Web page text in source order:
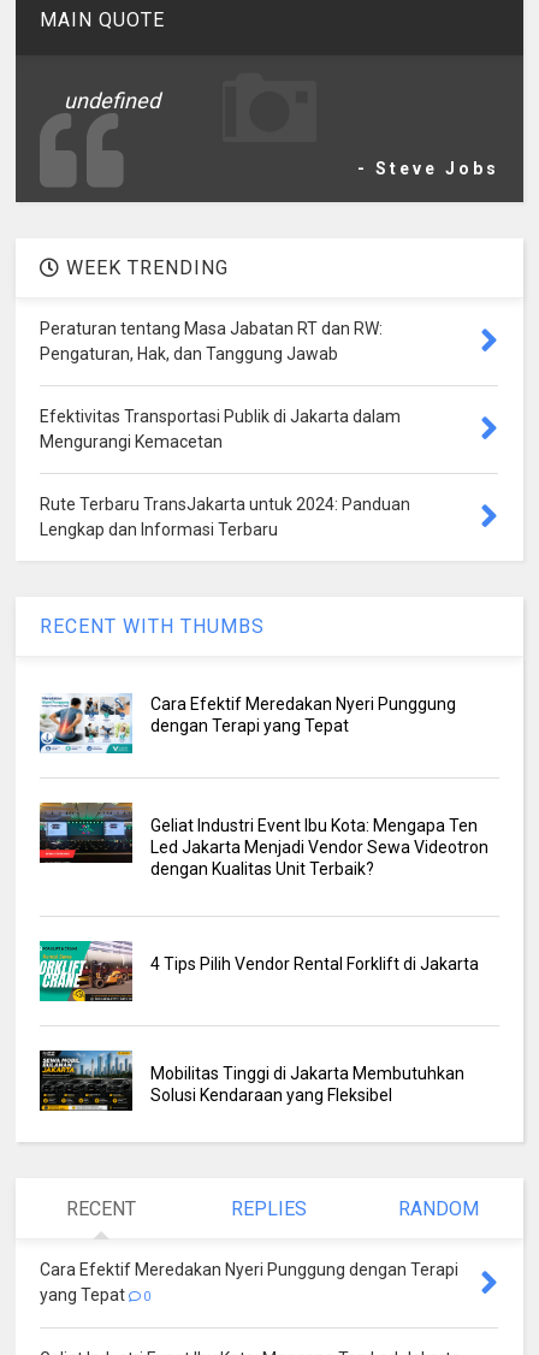
MAIN QUOTE
undefined
- Steve Jobs
WEEK TRENDING
Peraturan tentang Masa Jabatan RT dan RW:
Pengaturan, Hak, dan Tanggung Jawab
Efektivitas Transportasi Publik di Jakarta dalam
Mengurangi Kemacetan
Rute Terbaru TransJakarta untuk 2024: Panduan
Lengkap dan Informasi Terbaru
RECENT WITH THUMBS
Cara Efektif Meredakan Nyeri Punggung
dengan Terapi yang Tepat
Geliat Industri Event Ibu Kota: Mengapa Ten
Led Jakarta Menjadi Vendor Sewa Videotron
dengan Kualitas Unit Terbaik?
4 Tips Pilih Vendor Rental Forklift di Jakarta
Mobilitas Tinggi di Jakarta Membutuhkan
Solusi Kendaraan yang Fleksibel
RECENT REPLIES RANDOM
Cara Efektif Meredakan Nyeri Punggung dengan Terapi
yang Tepat
0